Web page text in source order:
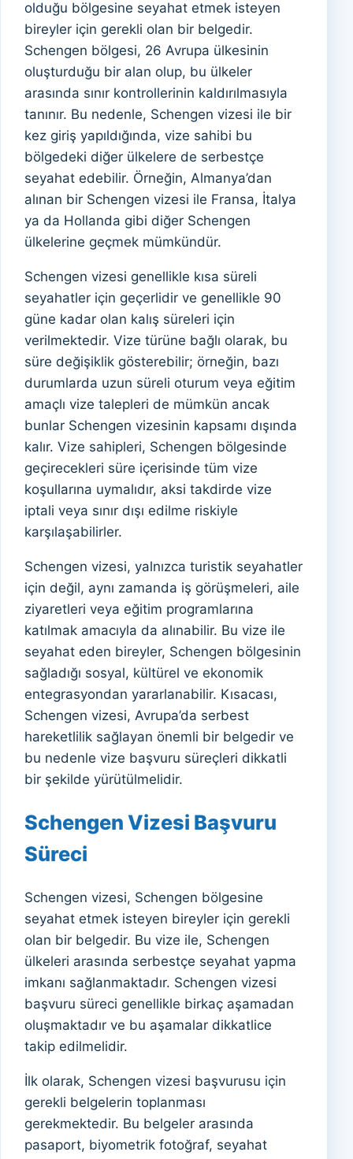
olduğu bölgesine seyahat etmek isteyen
bireyler için gerekli olan bir belgedir.
Schengen bölgesi, 26 Avrupa ülkesinin
oluşturduğu bir alan olup, bu ülkeler
arasında sınır kontrollerinin kaldırılmasıyla
tanınır. Bu nedenle, Schengen vizesi ile bir
kez giriş yapıldığında, vize sahibi bu
bölgedeki diğer ülkelere de serbestçe
seyahat edebilir. Örneğin, Almanya’dan
alınan bir Schengen vizesi ile Fransa, İtalya
ya da Hollanda gibi diğer Schengen
ülkelerine geçmek mümkündür.
Schengen vizesi genellikle kısa süreli
seyahatler için geçerlidir ve genellikle 90
güne kadar olan kalış süreleri için
verilmektedir. Vize türüne bağlı olarak, bu
süre değişiklik gösterebilir; örneğin, bazı
durumlarda uzun süreli oturum veya eğitim
amaçlı vize talepleri de mümkün ancak
bunlar Schengen vizesinin kapsamı dışında
kalır. Vize sahipleri, Schengen bölgesinde
geçirecekleri süre içerisinde tüm vize
koşullarına uymalıdır, aksi takdirde vize
iptali veya sınır dışı edilme riskiyle
karşılaşabilirler.
Schengen vizesi, yalnızca turistik seyahatler
için değil, aynı zamanda iş görüşmeleri, aile
ziyaretleri veya eğitim programlarına
katılmak amacıyla da alınabilir. Bu vize ile
seyahat eden bireyler, Schengen bölgesinin
sağladığı sosyal, kültürel ve ekonomik
entegrasyondan yararlanabilir. Kısacası,
Schengen vizesi, Avrupa’da serbest
hareketlilik sağlayan önemli bir belgedir ve
bu nedenle vize başvuru süreçleri dikkatli
bir şekilde yürütülmelidir.
Schengen Vizesi Başvuru
Süreci
Schengen vizesi, Schengen bölgesine
seyahat etmek isteyen bireyler için gerekli
olan bir belgedir. Bu vize ile, Schengen
ülkeleri arasında serbestçe seyahat yapma
imkanı sağlanmaktadır. Schengen vizesi
başvuru süreci genellikle birkaç aşamadan
oluşmaktadır ve bu aşamalar dikkatlice
takip edilmelidir.
İlk olarak, Schengen vizesi başvurusu için
gerekli belgelerin toplanması
gerekmektedir. Bu belgeler arasında
pasaport, biyometrik fotoğraf, seyahat